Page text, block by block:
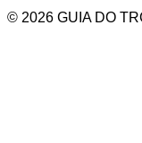
© 2026 GUIA DO